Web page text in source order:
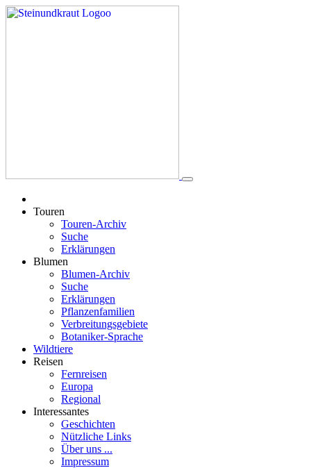
Touren
Touren-Archiv
Suche
Erklärungen
Blumen
Blumen-Archiv
Suche
Erklärungen
Pflanzenfamilien
Verbreitungsgebiete
Botaniker-Sprache
Wildtiere
Reisen
Fernreisen
Europa
Regional
Interessantes
Geschichten
Nützliche Links
Über uns ...
Impressum